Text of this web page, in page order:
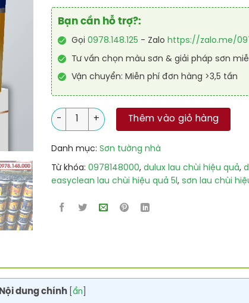
Bạn cần hỗ trợ?:
Gọi 0978.148.125 - Zalo https://zalo.me/
Tư vấn chọn màu sơn & giải pháp sơn
Vận chuyển: Miễn phí đơn hàng >3,5 tấn
Sơn Trong Nhà Dulux Easyclean Lau Chùi Hiệu
Thêm vào giỏ hàng
Danh mục: Sơn tường nhà
Từ khóa: 0978148000, dulux lau chùi hiệu quả,
easyclean lau chùi hiệu quả 5l, sơn lau chùi
Nội dung chính ẩn